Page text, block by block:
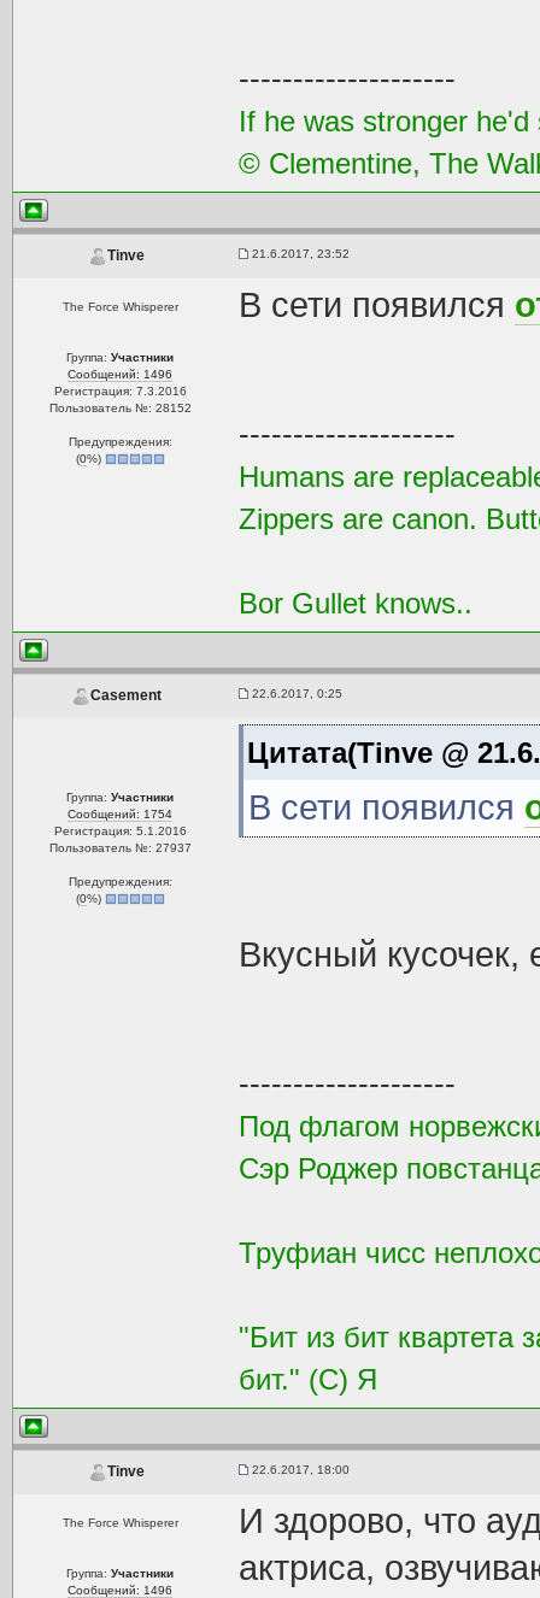
--------------------
If he was stronger
© Clementine, The
Tinve 21.6.2017, 23:52
The Force Whisperer
Группа:Участники
Сообщений: 1496
Регистрация: 7.3.2016
Пользователь №: 28152
Предупреждения:
(0%)
В сети появился
--------------------
Humans are
Zippers are canon.
Bor Gullet knows..
Casement 22.6.2017, 0:25
Группа:Участники
Сообщений: 1754
Регистрация: 5.1.2016
Пользователь №: 27937
Предупреждения:
(0%)
Цитата(Tinve @
В сети появился
Вкусный кусочек,
--------------------
Под флагом
Сэр Роджер
Труфиан чисс
"Бит из бит квартета
бит." (С) Я
Tinve 22.6.2017, 18:00
The Force Whisperer
Группа:Участники
Сообщений: 1496
И здорово, что
актриса,